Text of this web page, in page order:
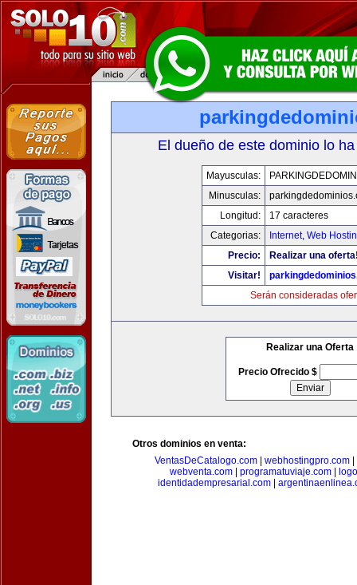
El dueño de este dominio lo
Mayusculas:
Minusculas:
Longitud:
17 caracteres
Categorias:
Internet, Web
Precio:
Realizar una
Visitar!
Serán consideradas
Realizar una Oferta
Precio Ofrecido $
Otros dominios en venta:
VentasDeCatalogo.com| webhostingpro.com|
webventa.com
programatuviaje.com
identidadempresarial.com